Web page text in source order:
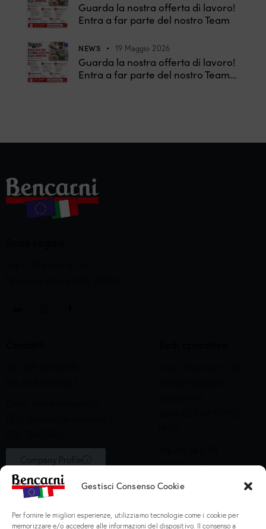
Gestisci Consenso Cookie
Per fornire le migliori esperienze, utilizziamo tecnologie come i cookie per
memorizzare e/o accedere alle informazioni del dispositivo. Il consenso a
Guarda la nostra offerta di lavoro!
Entra a far parte del nostro Team
NEWS 19 Maggio 2026
Guarda la nostra offerta di lavoro!
Entra a far parte del nostro Team…
Company Profile
37060 Nogarole
Rocca (VR)